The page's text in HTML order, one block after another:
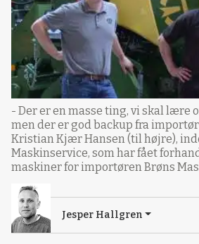
- Der er en masse ting, vi skal lære
men der er god backup fra
Kristian Kjær Hansen (til højre),
Maskinservice, som har fået
maskiner for importøren Brøns
Jesper Hallgren